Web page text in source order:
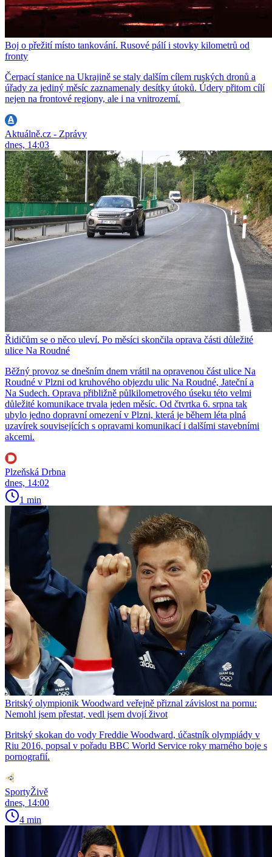
Boj o přežití místo tankování. Rusové pálí i stovky kilometrů od
fronty
Čerpací stanice na Ukrajině se staly dalším cílem ruských dronů a
úřady za jediný měsíc zaznamenaly desítky útoků. Údery přitom cílí
nejen na frontové regiony, ale i na vnitrozemí.
Aktuálně.cz - Zprávy
dnes, 14:03
Řidičům se o něco uleví. Po měsíci skončila oprava části důležité
ulice Na Roudné
Běžný provoz se dnešním dnem vrátil na opravenou část ulice Na
Roudné v Plzni od kruhového objezdu ulic Na Roudné, Jateční a
Na Sudech. Oprava přibližně půlkilometrového úseku této velmi
důležité komunikace trvala jeden měsíc. Od čtvrtka 6. srpna tak
ubylo jedno dopravní omezení v Plzni, která je během léta plná
uzavírek souvisejících s opravami komunikací i dalšími stavebními
akcemi.
Plzeňská Drbna
dnes, 14:02
1 min
Britský olympionik Woodward veřejně přiznal závislost na pornu:
Nemohl jsem přestat, vedl jsem dvojí život
Britský skokan do vody Freddie Woodward, účastník olympiády v
Riu 2016, popsal v pořadu BBC World Service roky marného boje s
pornografií.
SportyŽivě
dnes, 14:00
4 min